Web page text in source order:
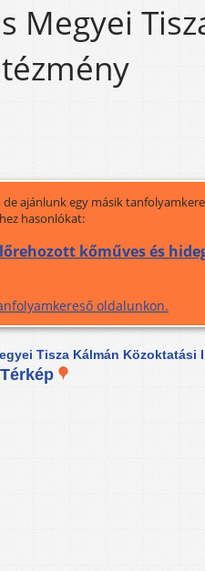
Megyei
ajánlunk egy másik
hasonlókat:
kőműves és
oldalunkon.
Tisza Kálmán Közoktatási
Térkép